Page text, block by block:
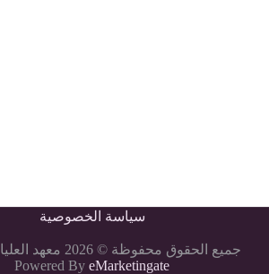
سياسة الخصوصية
جميع الحقوق محفوظة © 2026 معهد العلياء للتدريب
Powered ByeMarketingate